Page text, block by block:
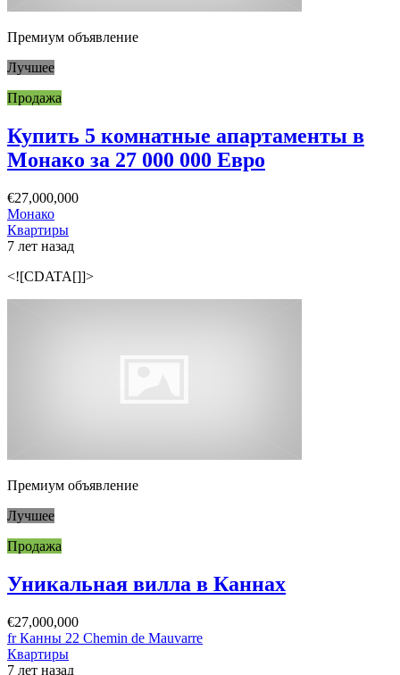
Премиум объявление
Лучшее
Продажа
Купить 5 комнатные апартаменты в
Монако за 27 000 000 Евро
€27,000,000
Монако
Квартиры
7 лет назад
<![CDATA[]]>
Премиум объявление
Лучшее
Продажа
Уникальная вилла в Каннах
€27,000,000
fr Канны 22 Chemin de Mauvarre
Квартиры
7 лет назад